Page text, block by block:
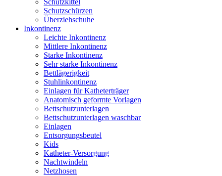
Schutzkittel
Schutzschürzen
Überziehschuhe
Inkontinenz
Leichte Inkontinenz
Mittlere Inkontinenz
Starke Inkontinenz
Sehr starke Inkontinenz
Bettlägerigkeit
Stuhlinkontinenz
Einlagen für Katheterträger
Anatomisch geformte Vorlagen
Bettschutzunterlagen
Bettschutzunterlagen waschbar
Einlagen
Entsorgungsbeutel
Kids
Katheter-Versorgung
Nachtwindeln
Netzhosen